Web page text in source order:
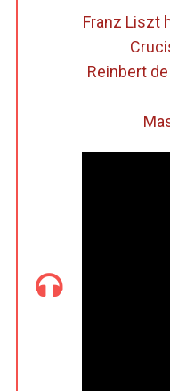
Franz Liszt
Reinbert